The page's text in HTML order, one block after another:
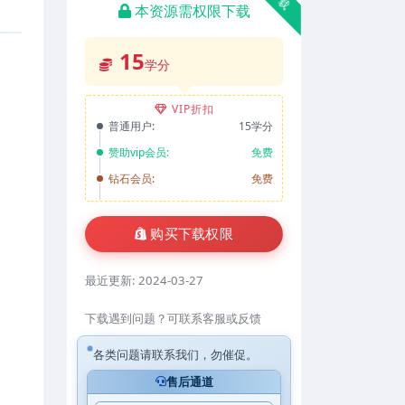
本资源需权限下载
15学分
VIP折扣
普通用户:
15学分
赞助vip会员:
免费
钻石会员:
免费
购买下载权限
最近更新: 2024-03-27
下载遇到问题？可联系客服或反馈
各类问题请联系我们，勿催促。
售后通道